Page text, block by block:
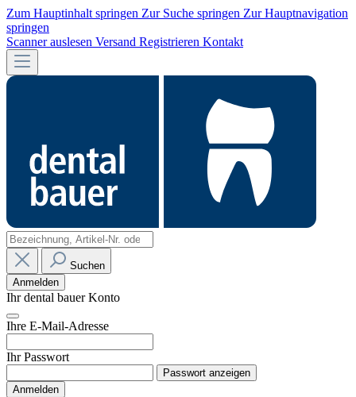
Zum Hauptinhalt springen Zur Suche springen Zur Hauptnavigation
springen
Scanner auslesen Versand Registrieren Kontakt
Suchen
Anmelden
Ihr dental bauer Konto
Ihre E-Mail-Adresse
Ihr Passwort
Passwort anzeigen
Anmelden